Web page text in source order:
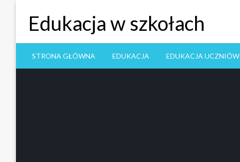
Edukacja w szkołach
STRONA GŁÓWNA EDUKACJA EDUKACJA UCZNIÓW